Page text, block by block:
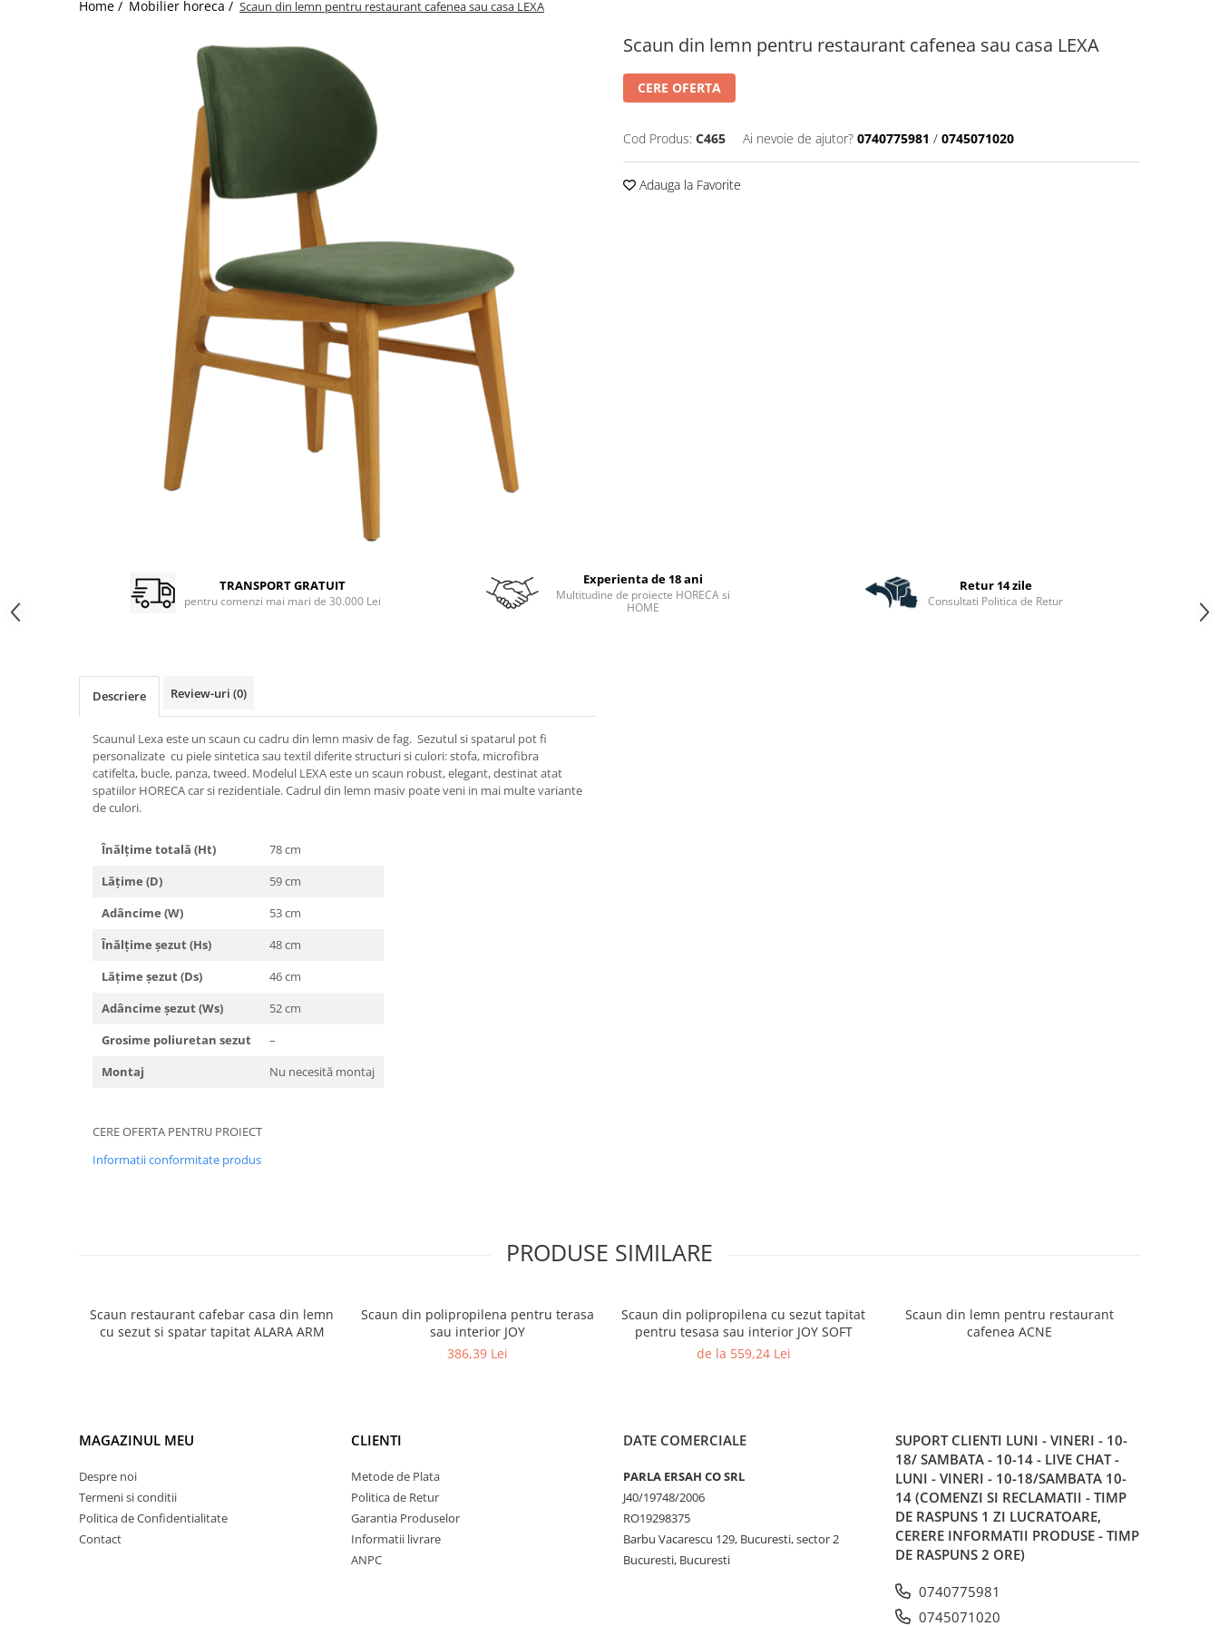
Home / Mobilier horeca / Scaun din lemn pentru restaurant cafenea sau casa LEXA
Scaun din lemn pentru restaurant cafenea sau casa LEXA
CERE OFERTA
Cod Produs: C465 Ai nevoie de ajutor? 0740775981 / 0745071020
Adauga la Favorite
TRANSPORT GRATUIT
pentru comenzi mai mari de 30.000 Lei
Experienta de 18 ani
Multitudine de proiecte HORECA si
HOME
Retur 14 zile
Consultati Politica de Retur
Descriere Review-uri (0)
Scaunul Lexa este un scaun cu cadru din lemn masiv de fag. Sezutul si spatarul pot fi
personalizate cu piele sintetica sau textil diferite structuri si culori: stofa, microfibra
catifelta, bucle, panza, tweed. Modelul LEXA este un scaun robust, elegant, destinat atat
spatiilor HORECA car si rezidentiale. Cadrul din lemn masiv poate veni in mai multe variante
de culori.
Înălțime totală (Ht)
78 cm
Lățime (D)
59 cm
Adâncime (W)
53 cm
Înălțime șezut (Hs)
48 cm
Lățime șezut (Ds)
46 cm
Adâncime șezut (Ws)
52 cm
Grosime poliuretan sezut
–
Montaj
Nu necesită montaj
CERE OFERTA PENTRU PROIECT
Informatii conformitate produs
PRODUSE SIMILARE
Scaun restaurant cafebar casa din lemn
cu sezut si spatar tapitat ALARA ARM
Scaun din polipropilena pentru terasa
sau interior JOY
386,39 Lei
Scaun din polipropilena cu sezut tapitat
pentru tesasa sau interior JOY SOFT
de la 559,24 Lei
Scaun din lemn pentru restaurant
cafenea ACNE
MAGAZINUL MEU
Despre noi
Termeni si conditii
Politica de Confidentialitate
Contact
CLIENTI
Metode de Plata
Politica de Retur
Garantia Produselor
Informatii livrare
ANPC
DATE COMERCIALE
PARLA ERSAH CO SRL
J40/19748/2006
RO19298375
Barbu Vacarescu 129, Bucuresti, sector 2
Bucuresti, Bucuresti
SUPORT CLIENTI LUNI - VINERI - 10-
18/ SAMBATA - 10-14 - LIVE CHAT -
LUNI - VINERI - 10-18/SAMBATA 10-
14 (COMENZI SI RECLAMATII - TIMP
DE RASPUNS 1 ZI LUCRATOARE,
CERERE INFORMATII PRODUSE - TIMP
DE RASPUNS 2 ORE)
0740775981
0745071020